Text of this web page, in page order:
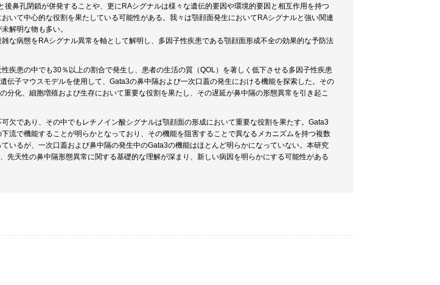
後鼻孔閉鎖が併発することや、更にRAシグナルは様々な遺伝的要因や環境的要因と相互作用を持つ
いて中心的な役割を果たしている可能性がある。我々は顎顔面発生においてRAシグナルと強い関連
解明な物も多い。
な病態をRAシグナル異常を軸として解明し、多因子性疾患である顎顔面形成不全の効果的な予防法
疾患の中でも30％以上の割合で発生し、患者の生活の質（QOL）を著しく低下させる多因子性疾患
伝子マウスモデルを使用して、Gata3の鼻中隔および一次口蓋の発生における機能を探索した。その
分化、細胞増殖および生存において重要な役割を果たし、その遅延が鼻中隔の形態異常を引き起こ
欠であり、その中でもレチノイン酸シグナルは顎顔面の形成において重要な役割を果たす。Gata3
流で機能することが明らかとなっており、その機能を阻害することで異なるメカニズムを持つ複数
いるが、一次口蓋および鼻中隔の発生中のGata3の機能はほとんど明らかになっていない。本研究
先天性の鼻中隔形態異常に関する基礎的な理解が深まり、新しい病因を明らかにする可能性がある